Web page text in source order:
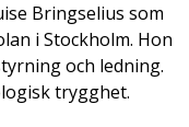
Bringselius som
i Stockholm. Hon
och ledning.
trygghet.